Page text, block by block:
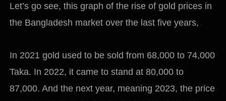
Let’s go see, this graph of the rise of gold prices in
the Bangladesh market over the last five years,
In 2021 gold used to be sold from 68,000 to 74,000
Taka. In 2022, it came to stand at 80,000 to
87,000. And the next year, meaning 2023, the price